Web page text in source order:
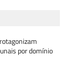
por domínio